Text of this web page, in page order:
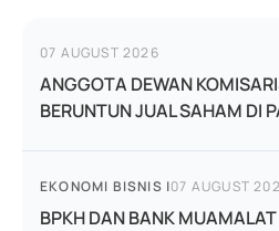
07 AUGUST 2026
ANGGOTA DEWAN
BERUNTUN JUAL SAHAM DI
EKONOMI BISNIS |07 AUGUST
BPKH DAN BANK MUAMALAT